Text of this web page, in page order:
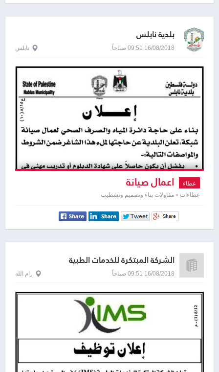
بلدية نابلس
16/08/2018 09:51 صباحاً نابلس
عطاء اعمال صيانة
عطاءات » مقاولات بناء وتصميم وتشطيب
الشركة المبتكرة للخدمات الطبية
16/08/2018 09:51 صباحاً رام الله